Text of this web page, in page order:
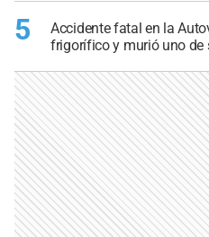
5
Accidente fatal en la
frigorífico y murió uno de